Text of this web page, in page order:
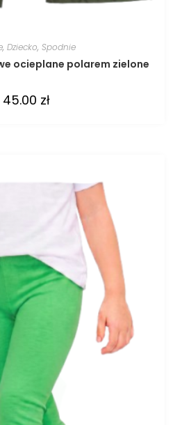
, Dziecko, Spodnie
ocieplane polarem zielone
45.00 zł